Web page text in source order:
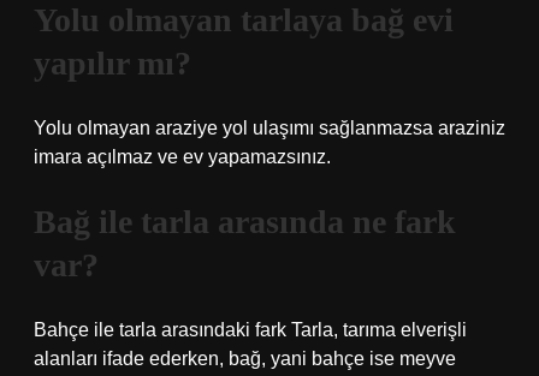
Yolu olmayan tarlaya bağ evi
yapılır mı?
Yolu olmayan araziye yol ulaşımı sağlanmazsa araziniz
imara açılmaz ve ev yapamazsınız.
Bağ ile tarla arasında ne fark
var?
Bahçe ile tarla arasındaki fark Tarla, tarıma elverişli
alanları ifade ederken, bağ, yani bahçe ise meyve